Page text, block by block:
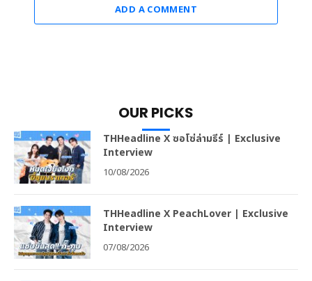
ADD A COMMENT
OUR PICKS
THHeadline X ซอโซ่ล่ามธีร์ | Exclusive
Interview
10/08/2026
THHeadline X PeachLover | Exclusive
Interview
07/08/2026